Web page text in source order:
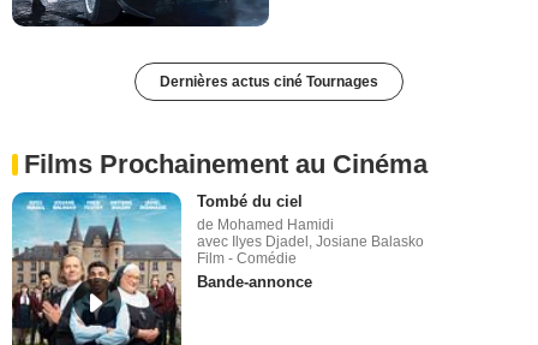
Dernières actus ciné Tournages
Films Prochainement au Cinéma
Tombé du ciel
de Mohamed Hamidi
avec Ilyes Djadel, Josiane Balasko
Film - Comédie
Bande-annonce